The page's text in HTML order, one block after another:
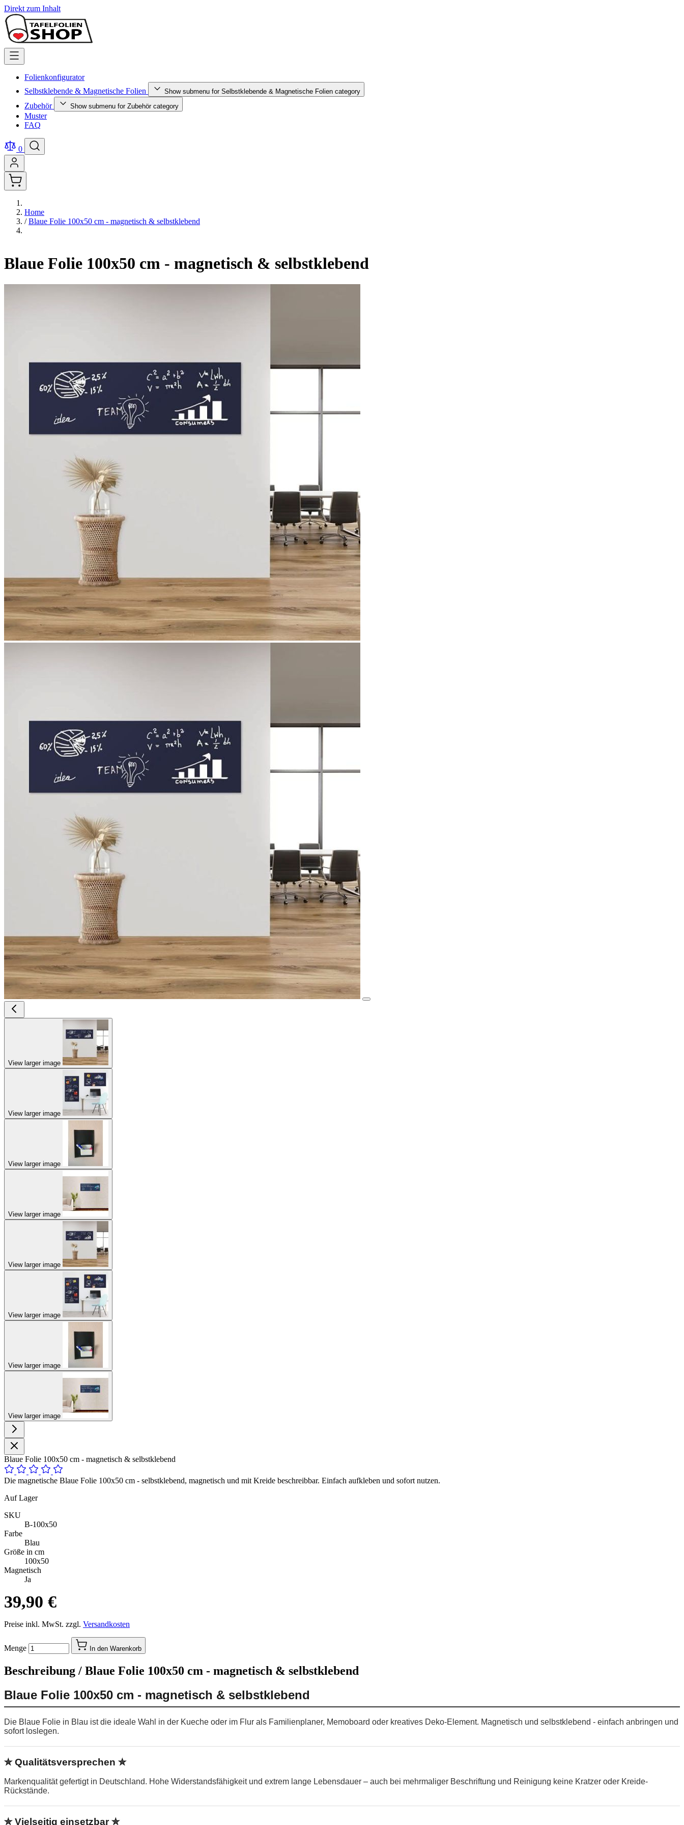
Direkt zum Inhalt
Folienkonfigurator
Selbstklebende & Magnetische Folien
Show submenu for Selbstklebende & Magnetische Folien category
Zubehör Show submenu for Zubehör category
Muster
FAQ
0
Home
/ Blaue Folie 100x50 cm - magnetisch & selbstklebend
Blaue Folie 100x50 cm - magnetisch & selbstklebend
View larger image
View larger image
View larger image
View larger image
View larger image
View larger image
View larger image
View larger image
Blaue Folie 100x50 cm - magnetisch & selbstklebend
Die magnetische Blaue Folie 100x50 cm - selbstklebend, magnetisch und mit Kreide beschreibbar. Einfach aufkleben und sofort nutzen.
Auf Lager
SKU
B-100x50
Farbe
Blau
Größe in cm
100x50
Magnetisch
Ja
39,90 €
Preise inkl. MwSt. zzgl. Versandkosten
Menge In den Warenkorb
Beschreibung / Blaue Folie 100x50 cm - magnetisch & selbstklebend
Blaue Folie 100x50 cm - magnetisch & selbstklebend
Die Blaue Folie in Blau ist die ideale Wahl in der Kueche oder im Flur als Familienplaner, Memoboard oder kreatives Deko-Element. Magnetisch und selbstklebend - einfach anbringen und
sofort loslegen.
✮ Qualitätsversprechen ✮
Markenqualität gefertigt in Deutschland. Hohe Widerstandsfähigkeit und extrem lange Lebensdauer – auch bei mehrmaliger Beschriftung und Reinigung keine Kratzer oder Kreide-
Rückstände.
✮ Vielseitig einsetzbar ✮